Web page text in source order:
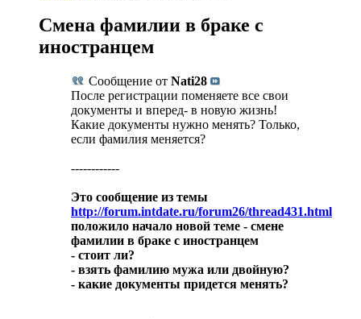
Смена фамилии в браке с
иностранцем
Сообщение от Nati28
После регистрации поменяете все свои
документы и вперед- в новую жизнь!
Какие документы нужно менять? Только,
если фамилия меняется?
------------
Это сообщение из темы
http://forum.intdate.ru/forum26/thread431.html
положило начало новой теме - смене
фамилии в браке с иностранцем
- стоит ли?
- взять фамилию мужа или двойную?
- какие документы придется менять?